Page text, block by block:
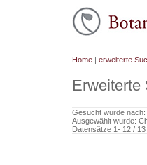
Home| erweiterte
Erweiterte
Gesucht wurde nach:
Ausgewählt wurde:
Datensätze 1- 12 / 13